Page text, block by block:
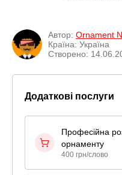
Автор: Ornament
Країна: Україна
Створено:
Додаткові послуги
Професійна
орнаменту
400 грн/слово